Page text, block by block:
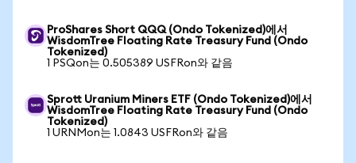
ProShares Short QQQ (Ondo Tokenized)에서
WisdomTree Floating Rate Treasury Fund (Ondo
Tokenized)
1 PSQon는 0.505389 USFRon와 같음
Sprott Uranium Miners ETF (Ondo Tokenized)에서
WisdomTree Floating Rate Treasury Fund (Ondo
Tokenized)
1 URNMon는 1.0843 USFRon와 같음